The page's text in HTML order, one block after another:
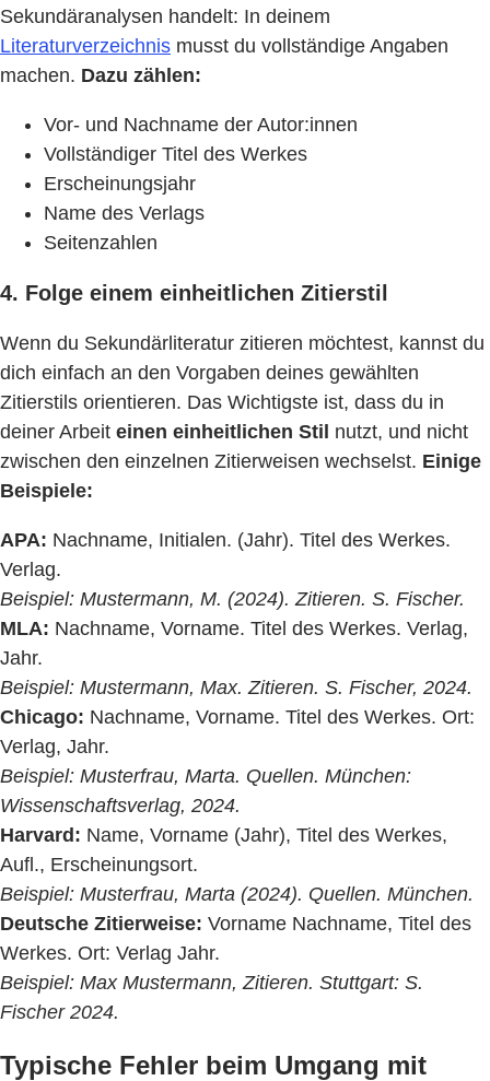
Sekundäranalysen handelt: In deinem
Literaturverzeichnis musst du vollständige Angaben
machen. Dazu zählen:
Vor- und Nachname der Autor:innen
Vollständiger Titel des Werkes
Erscheinungsjahr
Name des Verlags
Seitenzahlen
4. Folge einem einheitlichen Zitierstil
Wenn du Sekundärliteratur zitieren möchtest, kannst du
dich einfach an den Vorgaben deines gewählten
Zitierstils orientieren. Das Wichtigste ist, dass du in
deiner Arbeit einen einheitlichen Stil nutzt, und nicht
zwischen den einzelnen Zitierweisen wechselst. Einige
Beispiele:
APA: Nachname, Initialen. (Jahr). Titel des Werkes.
Verlag.
Beispiel: Mustermann, M. (2024). Zitieren. S. Fischer.
MLA: Nachname, Vorname. Titel des Werkes. Verlag,
Jahr.
Beispiel: Mustermann, Max. Zitieren. S. Fischer, 2024.
Chicago: Nachname, Vorname. Titel des Werkes. Ort:
Verlag, Jahr.
Beispiel: Musterfrau, Marta. Quellen. München:
Wissenschaftsverlag, 2024.
Harvard: Name, Vorname (Jahr), Titel des Werkes,
Aufl., Erscheinungsort.
Beispiel: Musterfrau, Marta (2024). Quellen. München.
Deutsche Zitierweise: Vorname Nachname, Titel des
Werkes. Ort: Verlag Jahr.
Beispiel: Max Mustermann, Zitieren. Stuttgart: S.
Fischer 2024.
Typische Fehler beim Umgang mit